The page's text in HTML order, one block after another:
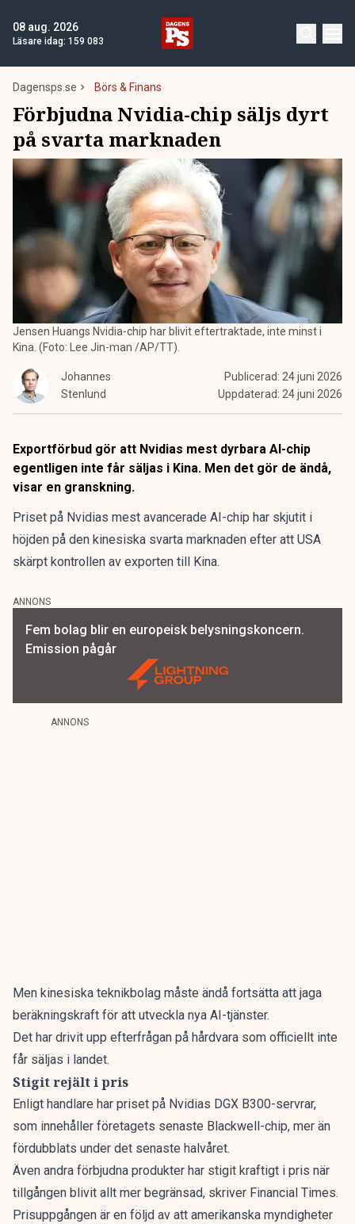
08 aug. 2026
Läsare idag: 159 083
Dagensps.se Börs & Finans
Förbjudna Nvidia-chip säljs dyrt
på svarta marknaden
Jensen Huangs Nvidia-chip har blivit eftertraktade, inte minst i
Kina. (Foto: Lee Jin-man /AP/TT).
Johannes
Stenlund
Publicerad: 24 juni 2026
Uppdaterad: 24 juni 2026
Exportförbud gör att Nvidias mest dyrbara AI-chip
egentligen inte får säljas i Kina. Men det gör de ändå,
visar en granskning.
Priset på Nvidias mest avancerade AI-chip har skjutit i
höjden på den kinesiska svarta marknaden efter att USA
skärpt kontrollen av exporten till Kina.
ANNONS
Fem bolag blir en europeisk belysningskoncern.
Emission pågår
ANNONS
Men kinesiska teknikbolag måste ändå fortsätta att jaga
beräkningskraft för att utveckla nya AI-tjänster.
Det har drivit upp efterfrågan på hårdvara som officiellt inte
får säljas i landet.
Stigit rejält i pris
Enligt handlare har priset på Nvidias DGX B300-servrar,
som innehåller företagets senaste Blackwell-chip, mer än
fördubblats under det senaste halvåret.
Även andra förbjudna produkter har stigit kraftigt i pris när
tillgången blivit allt mer begränsad, skriver Financial Times.
Prisuppgången är en följd av att amerikanska myndigheter